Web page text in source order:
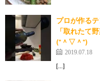
プロが作る
「取れたて
(*＾▽＾*)
2019.07.18
[…]